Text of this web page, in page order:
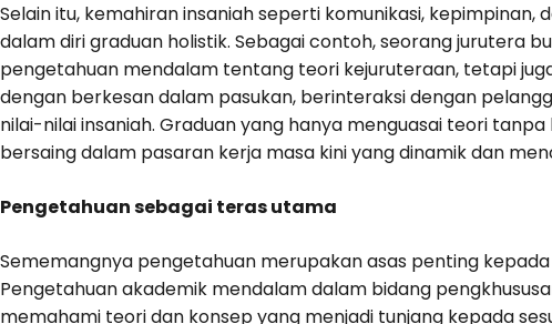
Selain itu, kemahiran insaniah seperti komunikasi,
dalam diri graduan holistik. Sebagai contoh, seorang jurutera
pengetahuan mendalam tentang teori kejuruteraan, tetapi
dengan berkesan dalam pasukan, berinteraksi dengan
nilai-nilai insaniah. Graduan yang hanya menguasai teori
bersaing dalam pasaran kerja masa kini yang dinamik dan
Pengetahuan sebagai teras utama
Sememangnya pengetahuan merupakan asas penting
Pengetahuan akademik mendalam dalam bidang
memahami teori dan konsep yang menjadi tunjang kepada